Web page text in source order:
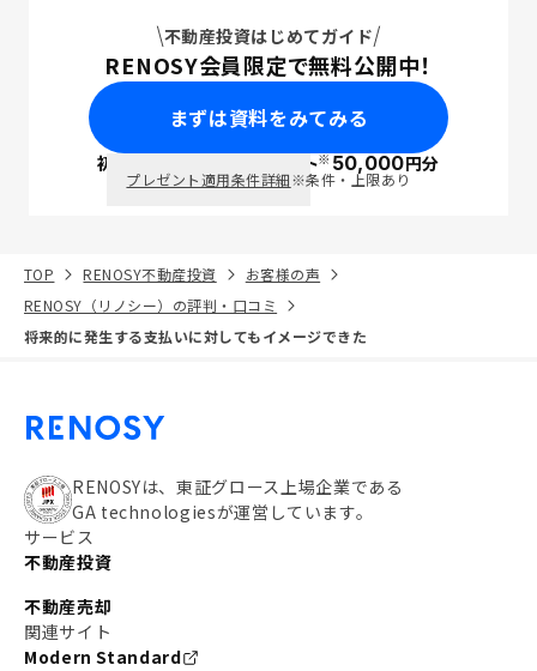
不動産投資はじめてガイド
RENOSY会員限定で無料公開中！
まずは資料をみてみる
初回面談で ポイント※50,000円分
プレゼント適用条件詳細※条件・上限あり
TOP RENOSY不動産投資
お客様の声
RENOSY（リノシー）の評判・口コミ
将来的に発生する支払いに対してもイメージできた
RENOSYは、東証グロース上場企業である
GA technologiesが運営しています。
サービス
不動産投資
不動産売却
関連サイト
Modern Standard